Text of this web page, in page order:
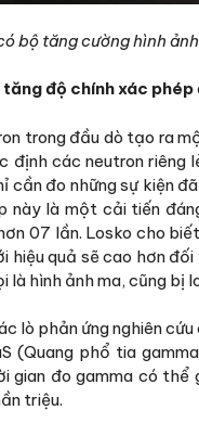
bộ tăng cường hình
độ chính xác phép
trong đầu dò tạo ra
định các neutron riêng
cần đo những sự kiện
này là một cải tiến
07 lần. Losko cho
hiệu quả sẽ cao hơn
hình ảnh ma, cũng bị
lò phản ứng nghiên
(Quang phổ tia
gian đo gamma có
triệu.